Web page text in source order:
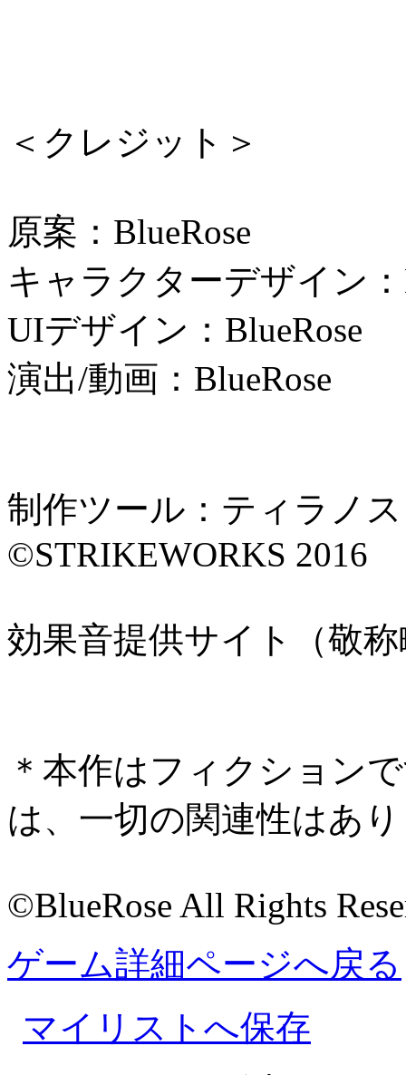
＜クレジット＞
原案：BlueRose
キャラクターデザイン：
UIデザイン：BlueRose
演出/動画：BlueRose
制作ツール：ティラノ
©STRIKEWORKS 2016
効果音提供サイト（敬
＊本作はフィクション
は、一切の関連性はあ
©️BlueRose All Rights
ゲーム詳細ページへ戻る
マイリストへ保存